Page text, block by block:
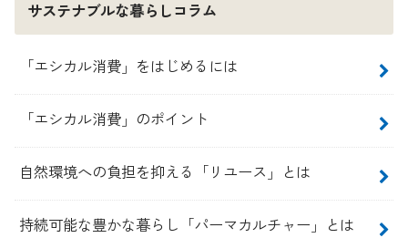
サステナブルな暮らしコラム
「エシカル消費」をはじめるには
「エシカル消費」のポイント
自然環境への負担を抑える「リユース」とは
持続可能な豊かな暮らし「パーマカルチャー」とは